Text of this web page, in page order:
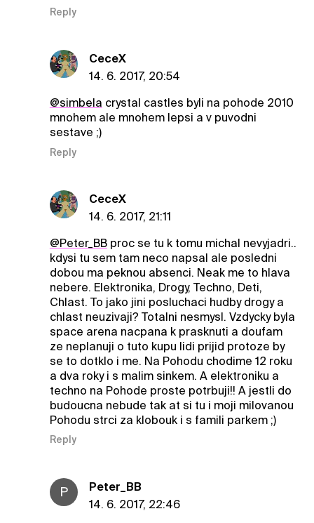
Reply
CeceX
14. 6. 2017, 20:54
@simbela crystal castles byli na pohode 2010
mnohem ale mnohem lepsi a v puvodni
sestave ;)
Reply
CeceX
14. 6. 2017, 21:11
@Peter_BBproc se tu k tomu michal nevyjadri..
kdysi tu sem tam neco napsal ale posledni
dobou ma peknou absenci. Neak me to hlava
nebere. Elektronika, Drogy, Techno, Deti,
Chlast. To jako jini posluchaci hudby drogy a
chlast neuzivaji? Totalni nesmysl. Vzdycky byla
space arena nacpana k prasknuti a doufam
ze neplanuji o tuto kupu lidi prijid protoze by
se to dotklo i me. Na Pohodu chodime 12 roku
a dva roky i s malim sinkem. A elektroniku a
techno na Pohode proste potrbuji!! A jestli do
budoucna nebude tak at si tu i moji milovanou
Pohodu strci za klobouk i s famili parkem ;)
Reply
P
Peter_BB
14. 6. 2017, 22:46